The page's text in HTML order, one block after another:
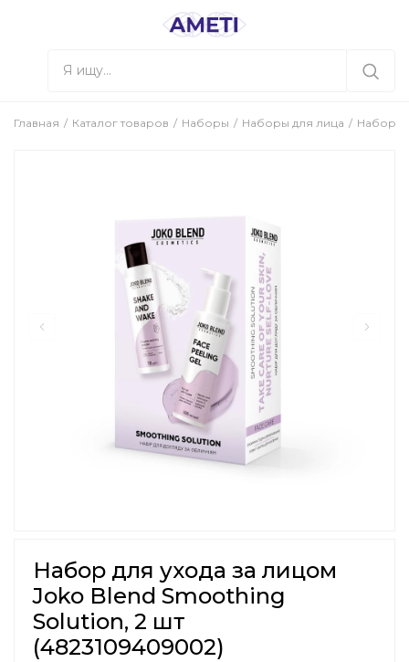
Главная Каталог товаров Наборы Наборы для лица Набор
Набор для ухода за лицом
Joko Blend Smoothing
Solution, 2 шт
(4823109409002)